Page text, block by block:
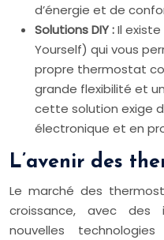
d’énergie et de
Solutions DIY :Il
Yourself) qui vous
propre thermostat
grande flexibilité et
cette solution exige
électronique et en
L’avenir des
Le marché des
croissance, avec des
nouvelles